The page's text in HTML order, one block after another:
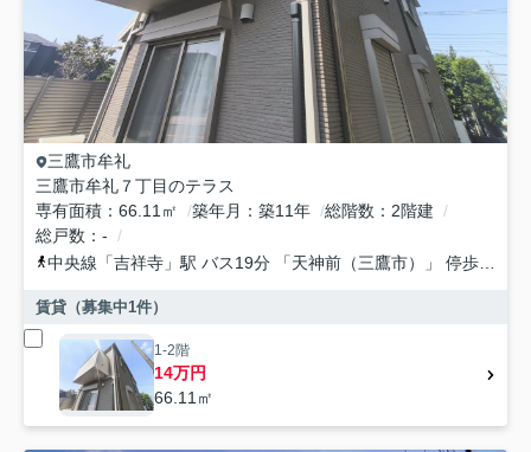
三鷹市牟礼
三鷹市牟礼７丁目のテラス
専有面積
66.11㎡ 築年月 築11年 総階数
2階建
総戸数
-
中央線 「吉祥寺 」駅 バス19分 「天神前（三鷹市）」 停歩3分
賃貸（募集中1件）
1-2階
14万円
66.11㎡